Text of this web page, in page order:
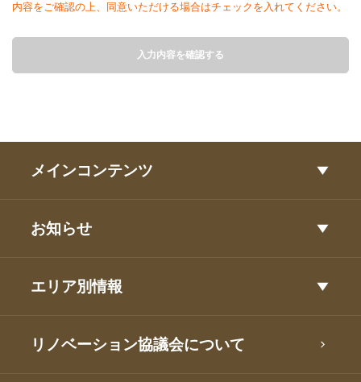
内容をご確認の上、同意いただける場合はチェックを入れてください。
入力内容を確認する
メインコンテンツ
お知らせ
エリア別情報
リノベーション協議会について